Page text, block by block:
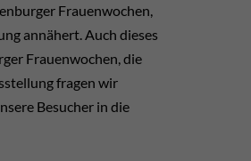
Frauenwochen,
annähert. Auch dieses
Frauenwochen, die
fragen wir
Besucher in die